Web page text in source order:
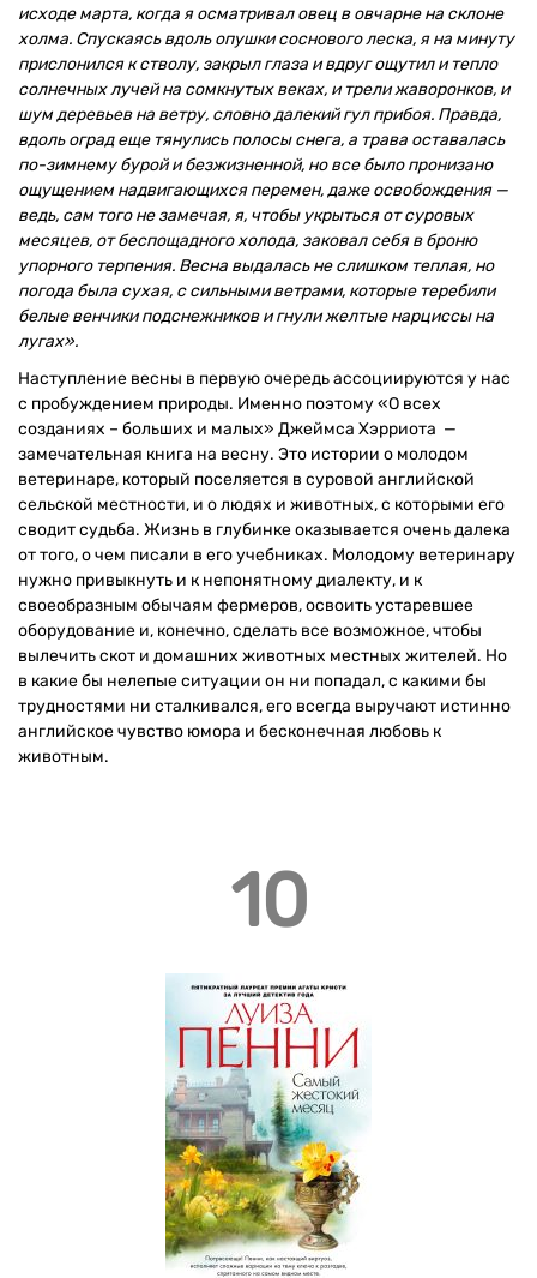
исходе марта, когда я осматривал овец в овчарне на склоне
холма. Спускаясь вдоль опушки соснового леска, я на минуту
прислонился к стволу, закрыл глаза и вдруг ощутил и тепло
солнечных лучей на сомкнутых веках, и трели жаворонков, и
шум деревьев на ветру, словно далекий гул прибоя. Правда,
вдоль оград еще тянулись полосы снега, а трава оставалась
по-зимнему бурой и безжизненной, но все было пронизано
ощущением надвигающихся перемен, даже освобождения —
ведь, сам того не замечая, я, чтобы укрыться от суровых
месяцев, от беспощадного холода, заковал себя в броню
упорного терпения. Весна выдалась не слишком теплая, но
погода была сухая, с сильными ветрами, которые теребили
белые венчики подснежников и гнули желтые нарциссы на
лугах».
Наступление весны в первую очередь ассоциируются у нас
с пробуждением природы. Именно поэтому «О всех
созданиях – больших и малых» Джеймса Хэрриота —
замечательная книга на весну. Это истории о молодом
ветеринаре, который поселяется в суровой английской
сельской местности, и о людях и животных, с которыми его
сводит судьба. Жизнь в глубинке оказывается очень далека
от того, о чем писали в его учебниках. Молодому ветеринару
нужно привыкнуть и к непонятному диалекту, и к
своеобразным обычаям фермеров, освоить устаревшее
оборудование и, конечно, сделать все возможное, чтобы
вылечить скот и домашних животных местных жителей. Но
в какие бы нелепые ситуации он ни попадал, с какими бы
трудностями ни сталкивался, его всегда выручают истинно
английское чувство юмора и бесконечная любовь к
животным.
10